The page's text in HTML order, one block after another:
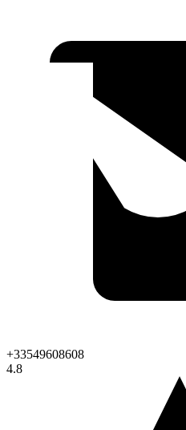
+33549608608
4.8